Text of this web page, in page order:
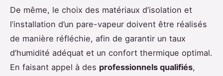
De même, le choix des matériaux d’isolation et
l’installation d’un pare-vapeur doivent être réalisés
de manière réfléchie, afin de garantir un taux
d’humidité adéquat et un confort thermique optimal.
En faisant appel à des professionnels qualifiés,